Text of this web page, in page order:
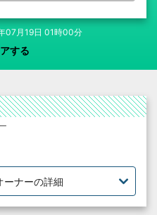
07月19日 01時00分
する
ーナーの詳細